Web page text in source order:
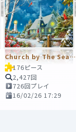
Church by The Seashore
176ピース
2,427回
726回プレイ
16/02/26 17:29